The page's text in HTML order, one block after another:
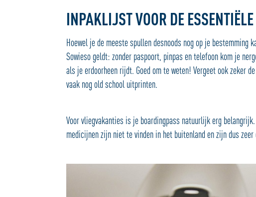
INPAKLIJST VOOR DE
Hoewel je de meeste spullen desnoods nog op je bestemming
Sowieso geldt: zonder paspoort, pinpas en telefoon kom je
als je erdoorheen rijdt. Goed om te weten! Vergeet ook zeker
vaak nog old school uitprinten.
Voor vliegvakanties is je boardingpass natuurlijk erg
medicijnen zijn niet te vinden in het buitenland en zijn dus